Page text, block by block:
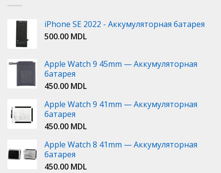
iPhone SE 2022 - Аккумуляторная батарея
500.00 MDL
Apple Watch 9 45mm — Аккумуляторная
батарея
450.00 MDL
Apple Watch 9 41mm — Аккумуляторная
батарея
450.00 MDL
Apple Watch 8 41mm — Аккумуляторная
батарея
450.00 MDL